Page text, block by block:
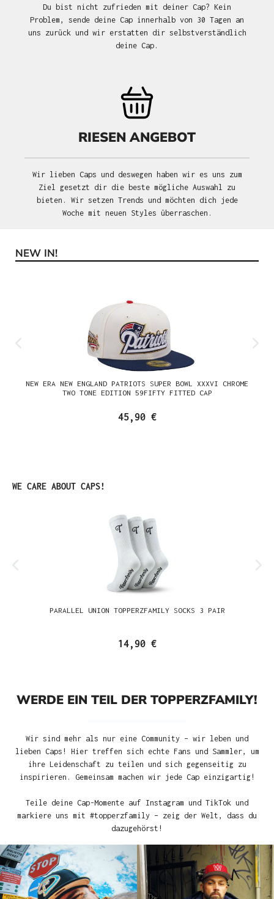
Du bist nicht zufrieden mit deiner Cap? Kein
Problem, sende deine Cap innerhalb von 30 Tagen an
uns zurück und wir erstatten dir selbstverständlich
deine Cap.
RIESEN ANGEBOT
Wir lieben Caps und deswegen haben wir es uns zum
Ziel gesetzt dir die beste mögliche Auswahl zu
bieten. Wir setzen Trends und möchten dich jede
Woche mit neuen Styles überraschen.
Produktgalerie überspringen
NEW IN!
NEW ERA NEW ENGLAND PATRIOTS SUPER BOWL XXXVI CHROME
TWO TONE EDITION 59FIFTY FITTED CAP
45,90 €
Produktgalerie überspringen
WE CARE ABOUT CAPS!
PARALLEL UNION TOPPERZFAMILY SOCKS 3 PAIR
14,90 €
WERDE EIN TEIL DER TOPPERZFAMILY!
Wir sind mehr als nur eine Community – wir leben und
lieben Caps! Hier treffen sich echte Fans und Sammler, um
ihre Leidenschaft zu teilen und sich gegenseitig zu
inspirieren. Gemeinsam machen wir jede Cap einzigartig!
Teile deine Cap-Momente auf Instagram und TikTok und
markiere uns mit #topperzfamily – zeig der Welt, dass du
dazugehörst!